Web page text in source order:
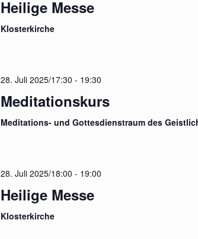
Heilige Messe
Klosterkirche
28. Juli 2025/17:30 - 19:30
Meditationskurs
Meditations- und Gottesdienstraum des
28. Juli 2025/18:00 - 19:00
Heilige Messe
Klosterkirche